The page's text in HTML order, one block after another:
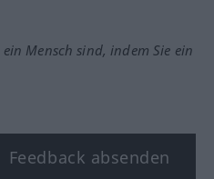
Mensch sind, indem Sie ein
Feedback absenden